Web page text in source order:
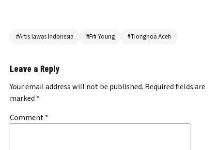
#Artis lawas Indonesia #Fifi Young #Tionghoa Aceh
Leave a Reply
Your email address will not be published. Required fields are
marked *
Comment*